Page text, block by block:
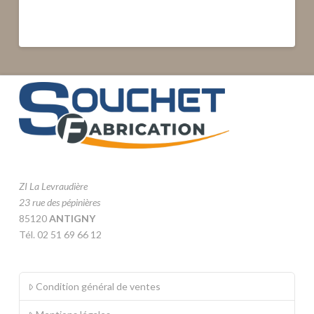
ZI La Levraudière
23 rue des pépinières
85120ANTIGNY
Tél. 02 51 69 66 12
Condition général de ventes